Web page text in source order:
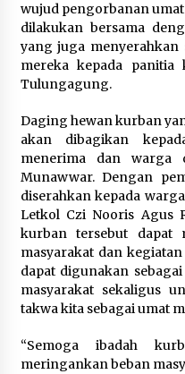
Wagub
9
RI dan
9
8
wujud pengorbanan
dilakukan bersama
yang juga menyerahkan
mereka kepada
Tulungagung.
Daging hewan kurban
akan dibagikan
menerima dan warga
Munawwar. Dengan
diserahkan kepada
Letkol Czi Nooris Agus
kurban tersebut dapat
masyarakat dan
dapat digunakan
masyarakat sekaligus
takwa kita sebagai umat
“Semoga ibadah
meringankan beban